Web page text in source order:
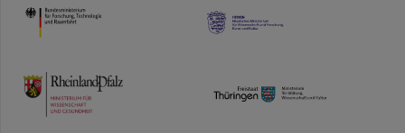
HMWK
TMWWDG